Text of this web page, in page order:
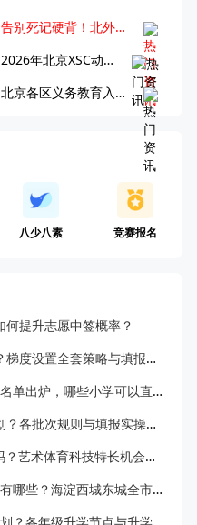
告别死记硬背！北外王牌精读词汇课，帮孩子突破英语词汇难关
2026年北京XSC动态，持续更新中ing...
北京各区义务教育入学咨询电话汇总，25年小升初家长提前收藏
八少八素 竞赛报名
提升志愿中签概率？
北京小升初志愿怎么合理排布？梯度设置全套策略与填报避坑指南
2026 北京小升初对口直升新增名单出炉，哪些小学可以直升优质初中？
北京小升初多批次志愿如何规划？各批次规则与填报实操指南
北京小升初特长还能助力升学吗？艺术体育科技特长机会与误区全面解析
2027 北京小升初跨区招生学校有哪些？海淀西城东城全市招生校完整汇总